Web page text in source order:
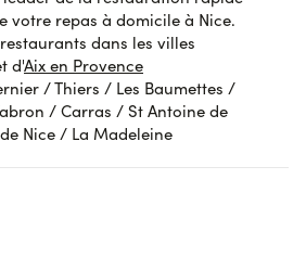
votre repas à domicile à Nice.
dans les villes
d'Aix en Provence
/ Thiers / Les Baumettes /
/ Carras / St Antoine de
Nice / La Madeleine